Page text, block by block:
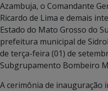
Azambuja, o Comandante
Ricardo de Lima e demais
Estado do Mato Grosso do
prefeitura municipal de
de terça-feira (01) de
Subgrupamento Bombeiro
A cerimônia de inauguração